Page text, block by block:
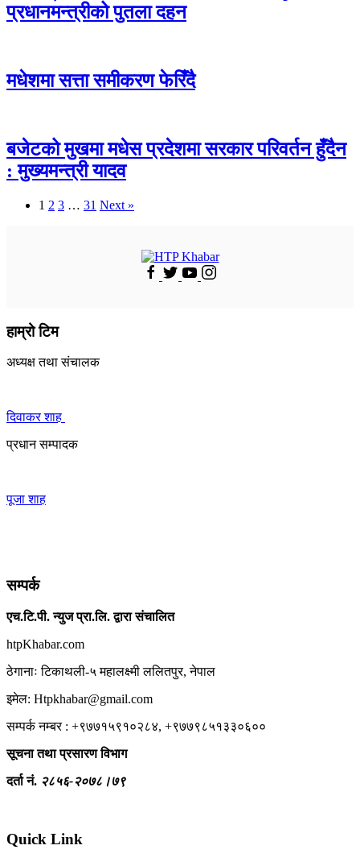
प्रधानमन्त्रीको पुतला दहन
मधेशमा सत्ता समीकरण फेरिँदै
बजेटको मुखमा मधेस प्रदेशमा सरकार परिवर्तन हुँदैन
: मुख्यमन्त्री यादव
1 2 3 … 31 Next »
हाम्रो टिम
अध्यक्ष तथा संचालक
दिवाकर शाह
प्रधान सम्पादक
पूजा शाह
सम्पर्क
एच.टि.पी. न्युज प्रा.लि. द्वारा संचालित
htpKhabar.com
ठेगानाः टिकाथली-५ महालक्ष्मी ललितपुर, नेपाल
इमेल: Htpkhabar@gmail.com
सम्पर्क नम्बर : +९७७१५९१०२८४, +९७७९८५१३३०६००
सूचना तथा प्रसारण विभाग
दर्ता नं. २८५६-२०७८।७९
Quick Link